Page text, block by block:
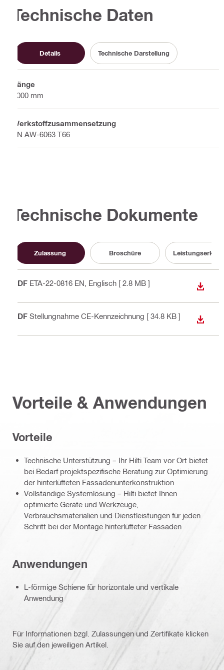
Technische Daten
Details Technische Darstellung
Länge
6000 mm
Werkstoffzusammensetzung
EN AW-6063 T66
Technische Dokumente
Zulassung Broschüre
PDF ETA-22-0816 EN , Englisch [ 2.8 MB ]
PDF Stellungnahme CE-Kennzeichnung [ 34.8 KB ]
Vorteile & Anwendungen
Vorteile
Technische Unterstützung – Ihr Hilti Team vor Ort bietet
bei Bedarf projektspezifische Beratung zur Optimierung
der hinterlüfteten Fassadenunterkonstruktion
Vollständige Systemlösung – Hilti bietet Ihnen
optimierte Geräte und Werkzeuge,
Verbrauchsmaterialien und Dienstleistungen für jeden
Schritt bei der Montage hinterlüfteter Fassaden
Anwendungen
L-förmige Schiene für horizontale und vertikale
Anwendung
Für Informationen bzgl. Zulassungen und Zertifikate klicken
Sie auf den jeweiligen Artikel.